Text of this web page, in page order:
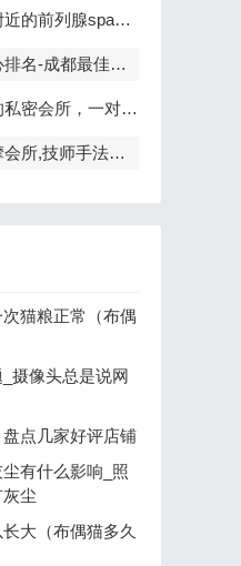
馆，刚体验完就忍不住分享出来
佳洗浴中心TOP10排名
一服务，保证给你带来绝佳体验
法专业，休闲度假的好去处
猫粮正常（布偶
摄像头总是说网
点几家好评店铺
有什么影响_照
尘
大（布偶猫多久